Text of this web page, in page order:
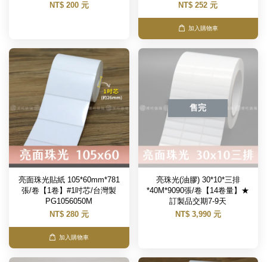
NT$ 200 元
NT$ 252 元
加入購物車
亮面珠光貼紙 105*60mm*781
張/卷【1卷】#1吋芯/台灣製
PG1056050M
NT$ 280 元
加入購物車
售完
亮珠光(油膠) 30*10*三排
*40M*9090張/卷【14卷量】★
訂製品交期7-9天
NT$ 3,990 元